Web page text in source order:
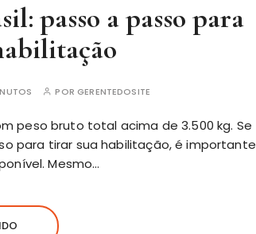
passo a passo para
PORGERENTEDOSITE
peso bruto total acima de 3.500 kg. Se
para tirar suahabilitação, é importante
Mesmo…